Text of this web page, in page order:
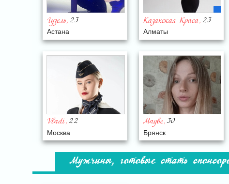
Гузель, 23
Астана
Казахская Краса, 23
Алматы
Vladi, 22
Москва
Maybe, 30
Брянск
Мужчины, готовые стать